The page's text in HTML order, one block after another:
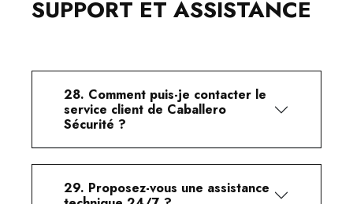
SUPPORT ET ASSISTANCE
28. Comment puis-je contacter le
service client de Caballero
Sécurité ?
29. Proposez-vous une assistance